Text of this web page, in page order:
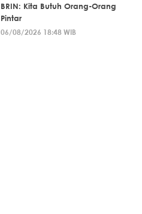
BRIN: Kita Butuh Orang-Orang
Pintar
06/08/2026 18:48 WIB